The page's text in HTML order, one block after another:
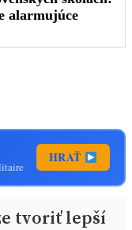
HRAŤ
tvoriť lepší